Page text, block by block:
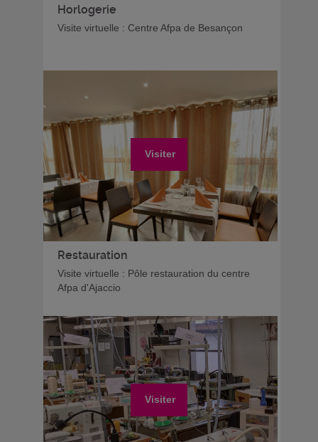
Horlogerie
Visite virtuelle : Centre Afpa de Besançon
Visiter
Restauration
Visite virtuelle : Pôle restauration du centre
Afpa d'Ajaccio
Visiter